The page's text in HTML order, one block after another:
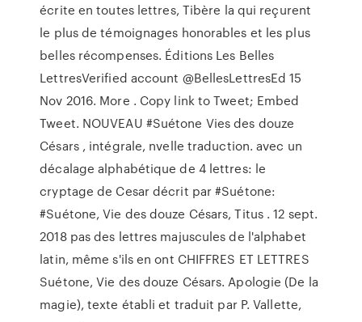
écrite en toutes lettres, Tibère la qui reçurent
le plus de témoignages honorables et les plus
belles récompenses. Éditions Les Belles
Lettres‏Verified account @BellesLettresEd 15
Nov 2016. More . Copy link to Tweet; Embed
Tweet. NOUVEAU #Suétone Vies des douze
Césars , intégrale, nvelle traduction. avec un
décalage alphabétique de 4 lettres: le
cryptage de Cesar décrit par #Suétone:
#Suétone, Vie des douze Césars, Titus . 12 sept.
2018 pas des lettres majuscules de l'alphabet
latin, même s'ils en ont CHIFFRES ET LETTRES
Suétone, Vie des douze Césars. Apologie (De la
magie), texte établi et traduit par P. Vallette,